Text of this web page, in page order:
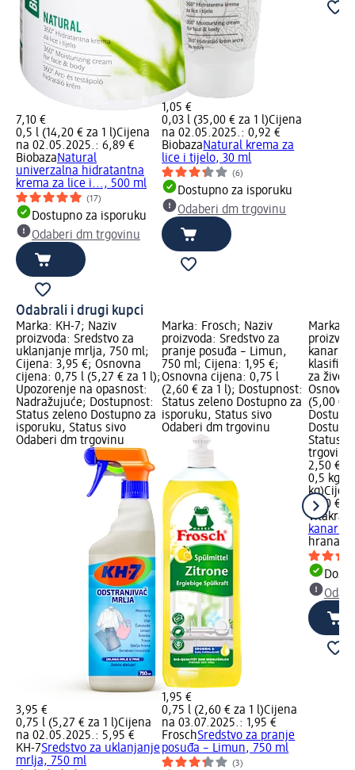
7,10 €
0,5 l (14,20 € za 1 l)Cijena
na 02.05.2025.: 6,89 €
BiobazaNatural
univerzalna hidratantna
krema za lice i..., 500 ml
(17)
Dostupno za isporuku
Odaberi dm trgovinu
1,05 €
0,03 l (35,00 € za 1 l)Cijena
na 02.05.2025.: 0,92 €
BiobazaNatural krema za
lice i tijelo, 30 ml
(6)
Dostupno za isporuku
Odaberi dm trgovinu
Odabrali i drugi kupci
Marka: KH-7; Naziv
proizvoda: Sredstvo za
uklanjanje mrlja, 750 ml;
Cijena: 3,95 €; Osnovna
cijena: 0,75 l (5,27 € za 1 l);
Upozorenje na opasnost:
Nadražujuće; Dostupnost:
Status zeleno Dostupno za
isporuku, Status sivo
Odaberi dm trgovinu
3,95 €
0,75 l (5,27 € za 1 l)Cijena
na 02.05.2025.: 5,95 €
KH-7Sredstvo za uklanjanje
mrlja, 750 ml
Marka: Frosch; Naziv
proizvoda: Sredstvo za
pranje posuđa – Limun,
750 ml; Cijena: 1,95 €;
Osnovna cijena: 0,75 l
(2,60 € za 1 l); Dostupnost:
Status zeleno Dostupno za
isporuku, Status sivo
Odaberi dm trgovinu
1,95 €
0,75 l (2,60 € za 1 l)Cijena
na 03.07.2025.: 1,95 €
FroschSredstvo za pranje
posuđa – Limun, 750 ml
(3)
Marka:
za
(5,00 €
Status
trgovinu
2,50 €
0,5 kg
kg)
2,50 €
Vitakraft
hrana